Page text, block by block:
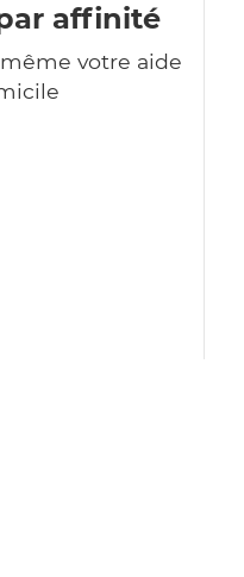
affinité
votre aide